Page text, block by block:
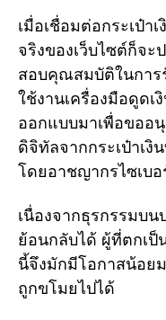
เมื่อเชื่อมต่อกระเป๋า
จริงของเว็บไซต์ก็จ
สอบคุณสมบัติในการ
ใช้งานเครื่องมือดูด
ออกแบบมาเพื่อขออ
ดิจิทัลจากกระเป๋าเ
โดยอาชญากรไซเบอ
เนื่องจากธุรกรรมบ
ย้อนกลับได้ ผู้ที่ตกเป็
นี้จึงมักมีโอกาสน้อย
ถูกขโมยไปได้